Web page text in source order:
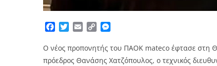
Facebook
TwitterEmailCopy
Ο νέος προπονητής του ΠΑΟΚ mateco έφτασε στη
πρόεδρος Θανάσης Χατζόπουλος, ο τεχνικός